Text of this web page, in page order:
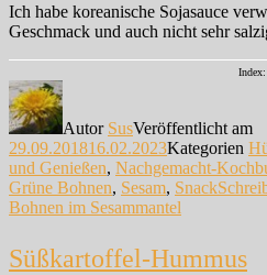
Ich habe koreanische Sojasauce
Geschmack und auch nicht sehr
Index:
Autor SusVeröffentlicht am
29.09.201816.02.2023Kategorien
und Genießen, Nachgemacht-
Grüne Bohnen, Sesam, Snack
Bohnen im Sesammantel
Süßkartoffel-Hummus